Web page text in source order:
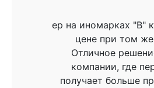
ер на иномарках "В"
цене при том
Отличное
компании, где
получает больше